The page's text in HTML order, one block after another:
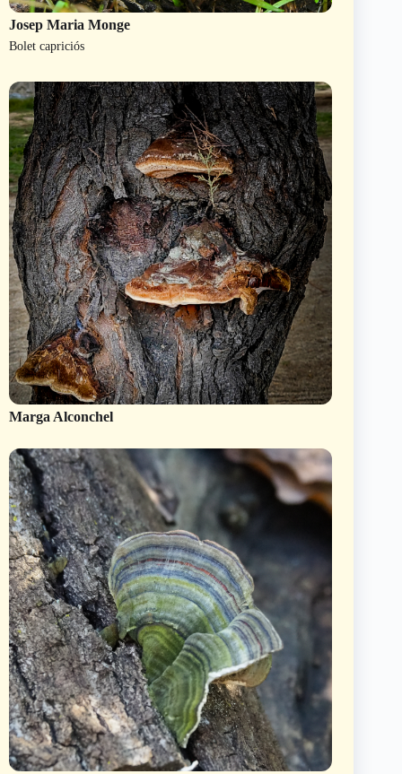
Josep Maria Monge
Bolet capriciós
Marga Alconchel